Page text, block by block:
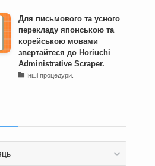
Для письмового та усного
перекладу японською та
корейською мовами
звертайтеся до Horiuchi
Administrative Scraper.
Інші процедури.